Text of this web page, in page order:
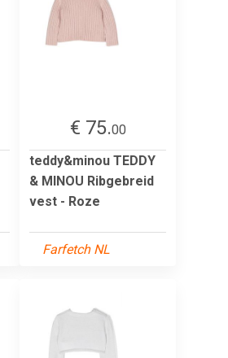
€ 75.00
teddy&minou TEDDY
& MINOU Ribgebreid
vest - Roze
Farfetch NL